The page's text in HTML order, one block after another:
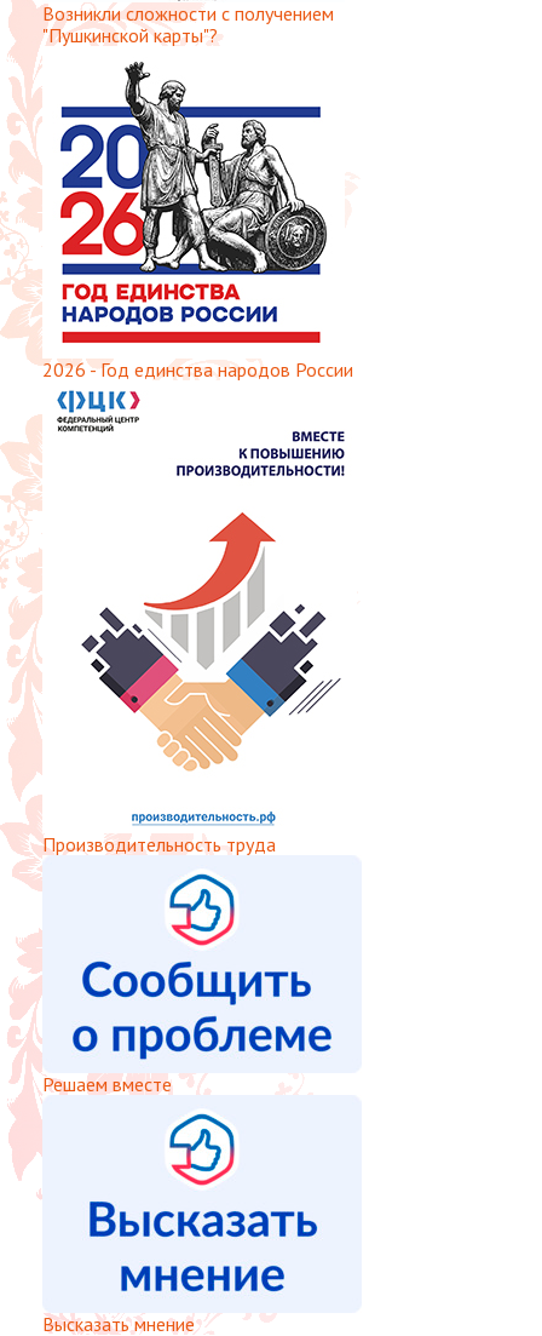
Возникли сложности с получением
"Пушкинской карты"?
2026 - Год единства народов России
Производительность труда
Решаем вместе
Высказать мнение